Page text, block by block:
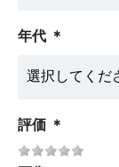
年代 ＊
評価 ＊